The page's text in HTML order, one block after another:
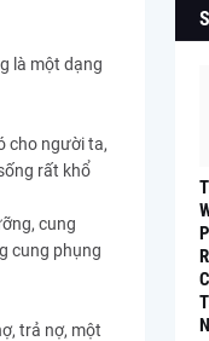
là một dạng
cho người ta,
rất khổ
cung
cung phụng
trả nợ, một